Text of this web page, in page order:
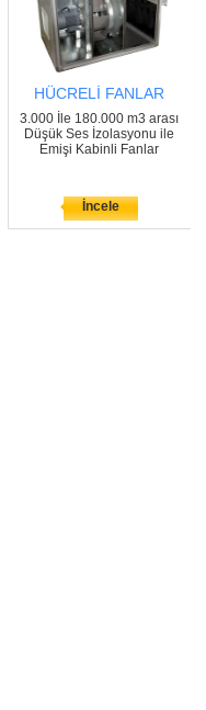
HÜCRELİ FANLAR
3.000 İle 180.000 m3 arası
Düşük Ses İzolasyonu ile
Emişi Kabinli Fanlar
İncele